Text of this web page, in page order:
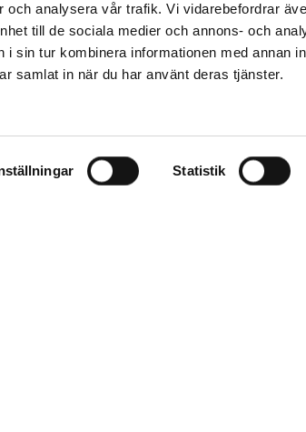
och analysera vår trafik. Vi vidarebefordrar
till de sociala medier och annons- och
i sin tur kombinera informationen med annan
samlat in när du har använt deras tjänster.
Statistik